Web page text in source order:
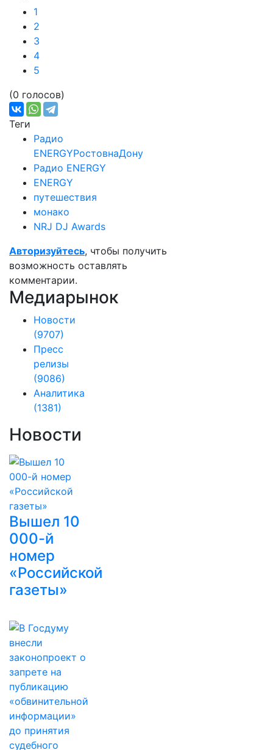
1
2
3
4
5
(0 голосов)
Теги
Радио
ENERGYРостовнаДону
Радио ENERGY
ENERGY
путешествия
монако
NRJ DJ Awards
Авторизуйтесь, чтобы получить
возможность оставлять
комментарии.
Медиарынок
Новости
(9707)
Пресс
релизы
(9086)
Аналитика
(1381)
Новости
Вышел 10
000-й
номер
«Российской
газеты»